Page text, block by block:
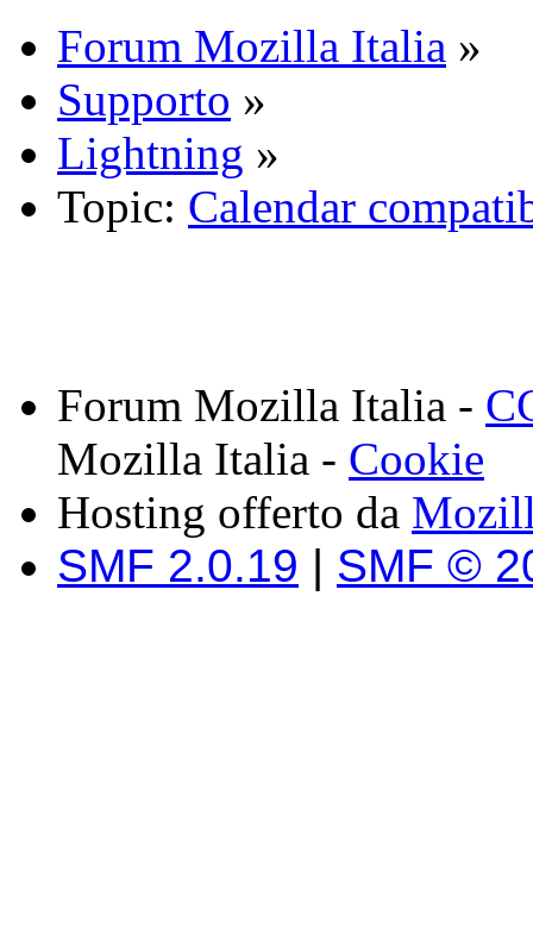
Forum Mozilla Italia »
Supporto »
Lightning »
Topic: Calendar
Forum Mozilla Italia -
Mozilla Italia - Cookie
Hosting offerto da
SMF 2.0.19 | SMF ©